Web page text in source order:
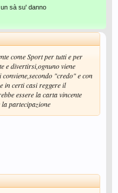
sà su' danno
come Sport per tutti e per
e divertirsi,ognuno viene
"credo" e con
in certi casi reggere il
essere la carta vincente
partecipazione